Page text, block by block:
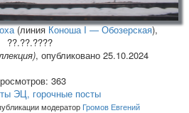
(линияКоноша I — Обозерская),
??.??.????
, опубликовано 25.10.2024
363
ЭЦ, горочные посты
модератор Громов Евгений